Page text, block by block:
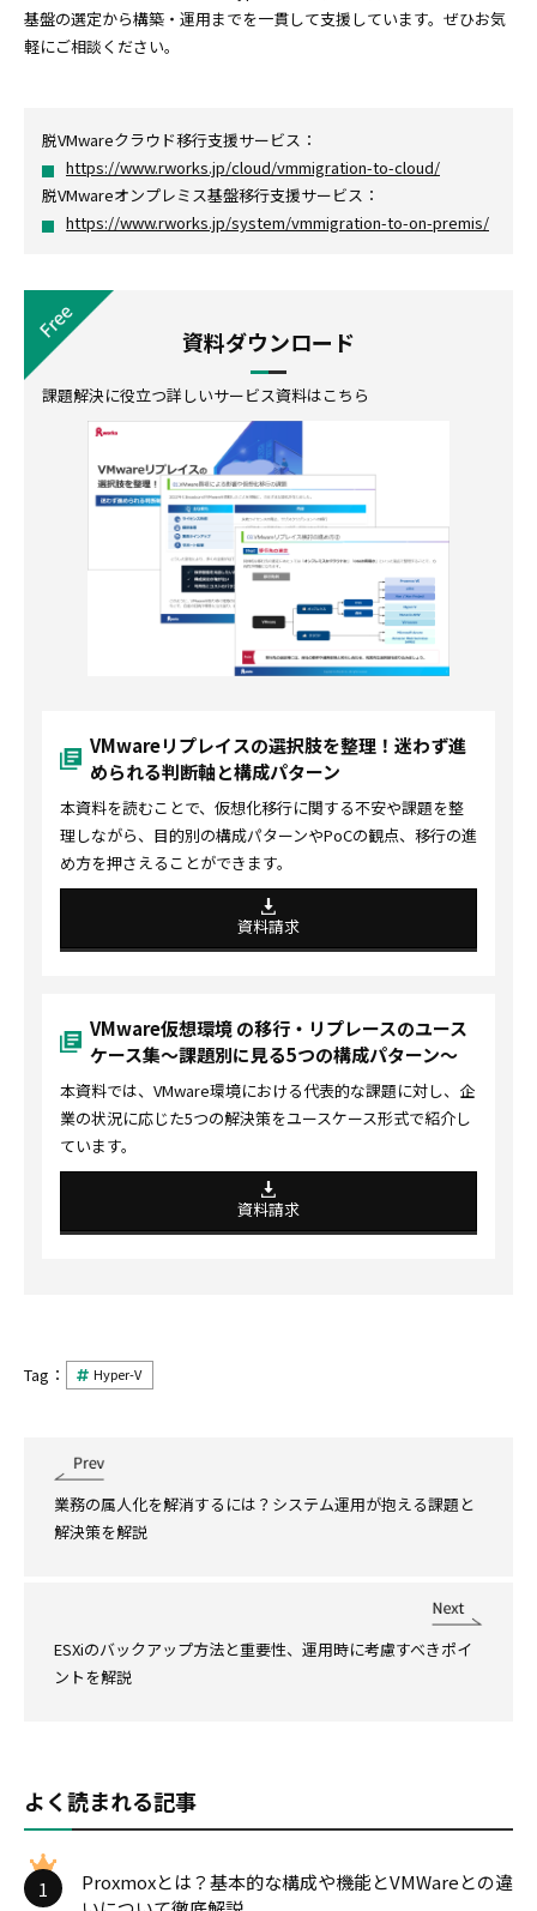
基盤の選定から構築・運用までを一貫して支援しています。ぜひお気
軽にご相談ください。
脱VMwareクラウド移行支援サービス：
https://www.rworks.jp/cloud/vmmigration-to-cloud/
脱VMwareオンプレミス基盤移行支援サービス：
https://www.rworks.jp/system/vmmigration-to-on-premis/
資料ダウンロード
課題解決に役立つ詳しいサービス資料はこちら
VMwareリプレイスの選択肢を整理！迷わず進
められる判断軸と構成パターン
本資料を読むことで、仮想化移行に関する不安や課題を整
理しながら、目的別の構成パターンやPoCの観点、移行の進
め方を押さえることができます。
資料請求
VMware仮想環境 の移行・リプレースのユース
ケース集～課題別に見る5つの構成パターン～
本資料では、VMware環境における代表的な課題に対し、企
業の状況に応じた5つの解決策をユースケース形式で紹介し
ています。
資料請求
Tag： Hyper-V
業務の属人化を解消するには？システム運用が抱える課題と
解決策を解説
ESXiのバックアップ方法と重要性、運用時に考慮すべきポイ
ントを解説
よく読まれる記事
1
Proxmoxとは？基本的な構成や機能とVMWareとの違